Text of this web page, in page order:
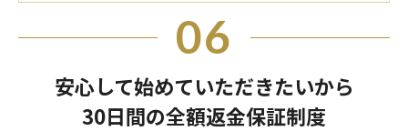
06
安心して始めていただきたいから
30日間の全額返金保証制度